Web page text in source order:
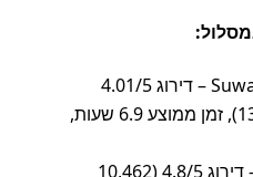
Suwarnphum Burapha – דירוג 4.01/5
(6,504 ביקורות, ~13%), זמן ממוצע 6.9 שעות,
Than Car Service – דירוג 4.8/5 (10,462